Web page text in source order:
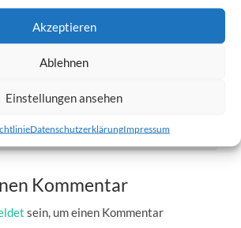
Akzeptieren
Ablehnen
Einstellungen ansehen
DatenschutzerklärungImpressum
Kommentar
sein, um einen Kommentar